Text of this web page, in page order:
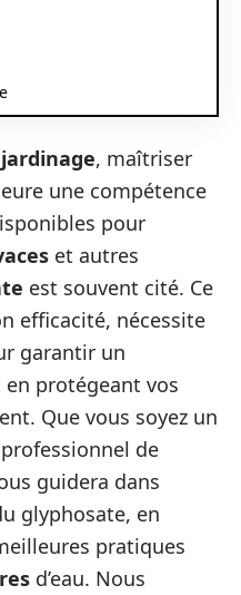
jardinage, maîtriser
une compétence
pour
et autres
est souvent cité. Ce
efficacité, nécessite
garantir un
protégeant vos
Que vous soyez un
de
guidera dans
glyphosate, en
pratiques
d’eau. Nous